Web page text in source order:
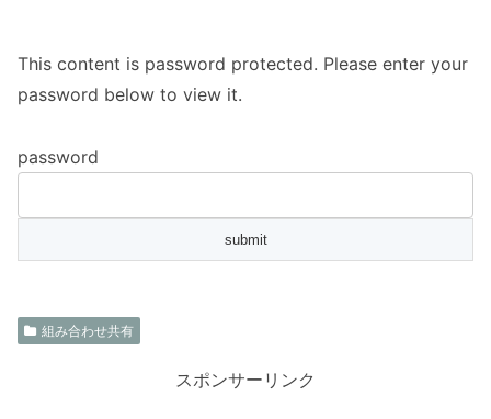
This content is password protected. Please enter your
password below to view it.
password
組み合わせ共有
スポンサーリンク